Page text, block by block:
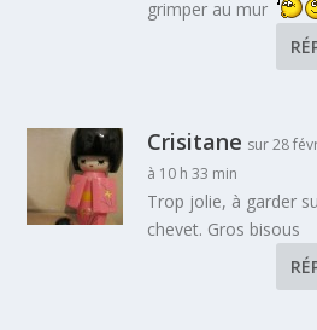
grimper au mur
Crisitane sur 28
à 10 h 33 min
Trop jolie, à garder
chevet. Gros bisous